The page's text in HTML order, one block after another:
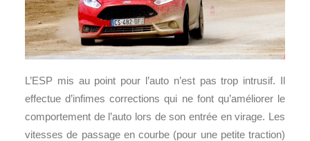
L’ESP mis au point pour l’auto n’est pas trop intrusif. Il
effectue d’infimes corrections qui ne font qu’améliorer le
comportement de l’auto lors de son entrée en virage. Les
vitesses de passage en courbe (pour une petite traction)